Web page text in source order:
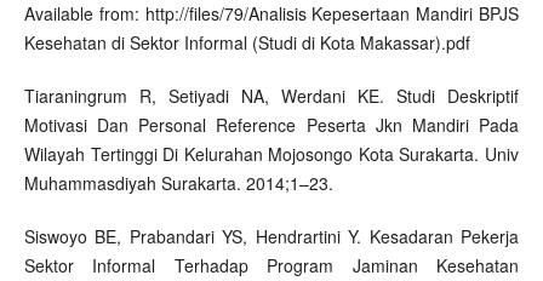
Available from: http://files/79/Analisis Kepesertaan Mandiri BPJS
Kesehatan di Sektor Informal (Studi di Kota Makassar).pdf
Tiaraningrum R, Setiyadi NA, Werdani KE. Studi Deskriptif
Motivasi Dan Personal Reference Peserta Jkn Mandiri Pada
Wilayah Tertinggi Di Kelurahan Mojosongo Kota Surakarta. Univ
Muhammasdiyah Surakarta. 2014;1–23.
Siswoyo BE, Prabandari YS, Hendrartini Y. Kesadaran Pekerja
Sektor Informal Terhadap Program Jaminan Kesehatan